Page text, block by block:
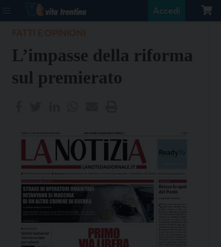
Accedi
L’impasse della riforma
sul premierato